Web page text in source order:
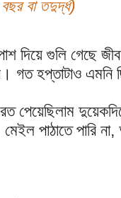
বা তদুর্দ্ধ)
দিয়ে গুলি গেছে
গত হপ্তাটাও এমনি
পেয়েছিলাম
পাঠাতে পারি